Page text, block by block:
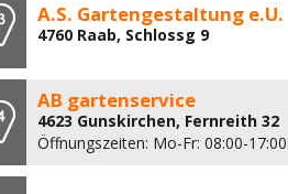
A.S. Gartengestaltung e.U.
4760 Raab, Schlossg 9
AB gartenservice
4623 Gunskirchen, Fernreith 32
Öffnungszeiten: Mo-Fr: 08:00-17:00